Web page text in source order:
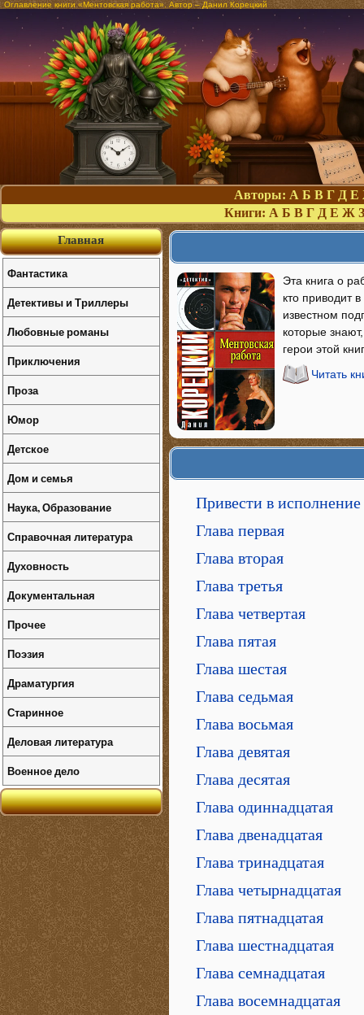
Оглавление книги «Ментовская работа». Автор – Данил Корецкий
Авторы: А Б В Г Д Е
Книги: А Б В Г Д Е Ж З
Эта книга о
кто приводит
известном
которые
герои этой
Читать
Привести в исполнение
Глава первая
Глава вторая
Глава третья
Глава четвертая
Глава пятая
Глава шестая
Глава седьмая
Глава восьмая
Глава девятая
Глава десятая
Глава одиннадцатая
Глава двенадцатая
Глава тринадцатая
Глава четырнадцатая
Глава пятнадцатая
Глава шестнадцатая
Глава семнадцатая
Глава восемнадцатая
Главная
Фантастика
Детективы и Триллеры
Любовные романы
Приключения
Проза
Юмор
Детское
Дом и семья
Наука, Образование
Справочная литература
Духовность
Документальная
Прочее
Поэзия
Драматургия
Старинное
Деловая литература
Военное дело